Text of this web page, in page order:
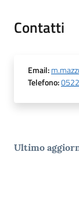
Contatti
Email:
Telefono:
Ultimo